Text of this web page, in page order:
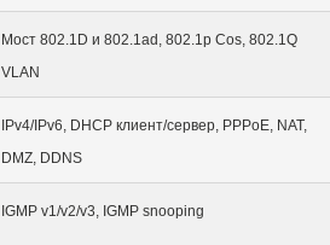
Мост 802.1D и 802.1ad, 802.1p Cos, 802.1Q
VLAN
IPv4/IPv6, DHCP клиент/сервер, PPPoE, NAT,
DMZ, DDNS
IGMP v1/v2/v3, IGMP snooping